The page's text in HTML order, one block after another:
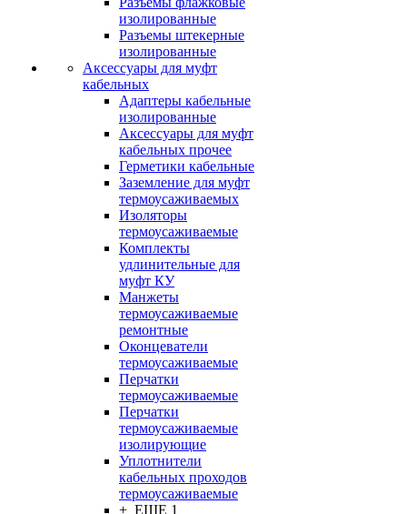
изолированные
Разъемы штекерные
изолированные
Аксессуары для муфт
кабельных
Адаптеры кабельные
изолированные
Аксессуары для муфт
кабельных прочее
Герметики кабельные
Заземление для муфт
термоусаживаемых
Изоляторы
термоусаживаемые
Комплекты
удлинительные для
муфт КУ
Манжеты
термоусаживаемые
ремонтные
Оконцеватели
термоусаживаемые
Перчатки
термоусаживаемые
Перчатки
термоусаживаемые
изолирующие
Уплотнители
кабельных проходов
термоусаживаемые
+ ЕЩЕ 1